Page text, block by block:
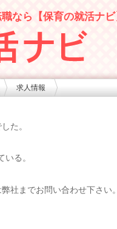
なら【保育の就活ナ
求人情報
た。
る。
社までお問い合わせ下さい